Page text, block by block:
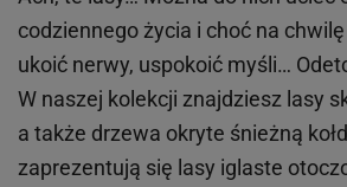
codziennego życia i choć na
ukoić nerwy, uspokoić myśli…
W naszej kolekcji znajdziesz lasy
a także drzewa okryte śnieżną
zaprezentują się lasy iglaste